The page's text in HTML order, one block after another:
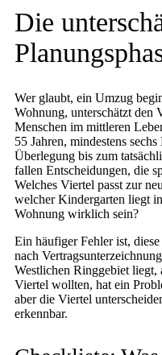
Die
Wer glaubt, ein Umzug
Wohnung, unterschätzt den
Menschen im mittleren
55 Jahren, mindestens
Überlegung bis zum
fallen Entscheidungen, die
Welches Viertel passt zur
welcher Kindergarten liegt
Wohnung wirklich sein?
Ein häufiger Fehler ist,
nach
Westlichen Ringgebiet
Viertel wollten, hat ein
aber die Viertel
erkennbar.